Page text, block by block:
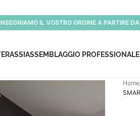
IL VOSTRO ORDINE A PARTIRE
ASSEMBLAGGIO
Home